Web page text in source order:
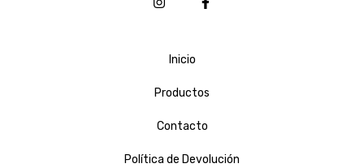
Inicio
Productos
Contacto
Política de Devolución